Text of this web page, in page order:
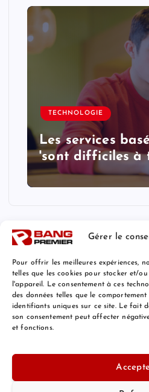
Gérer le
Pour offrir les meilleures expériences,
telles que les cookies pour stocker et/
l'appareil. Le consentement à ces
des données telles que le
identifiants uniques sur ce site. Le fait
son consentement peut affecter
et fonctions.
TECHNOLOGIE
Les services
'sont difficiles à
Mentions Légales